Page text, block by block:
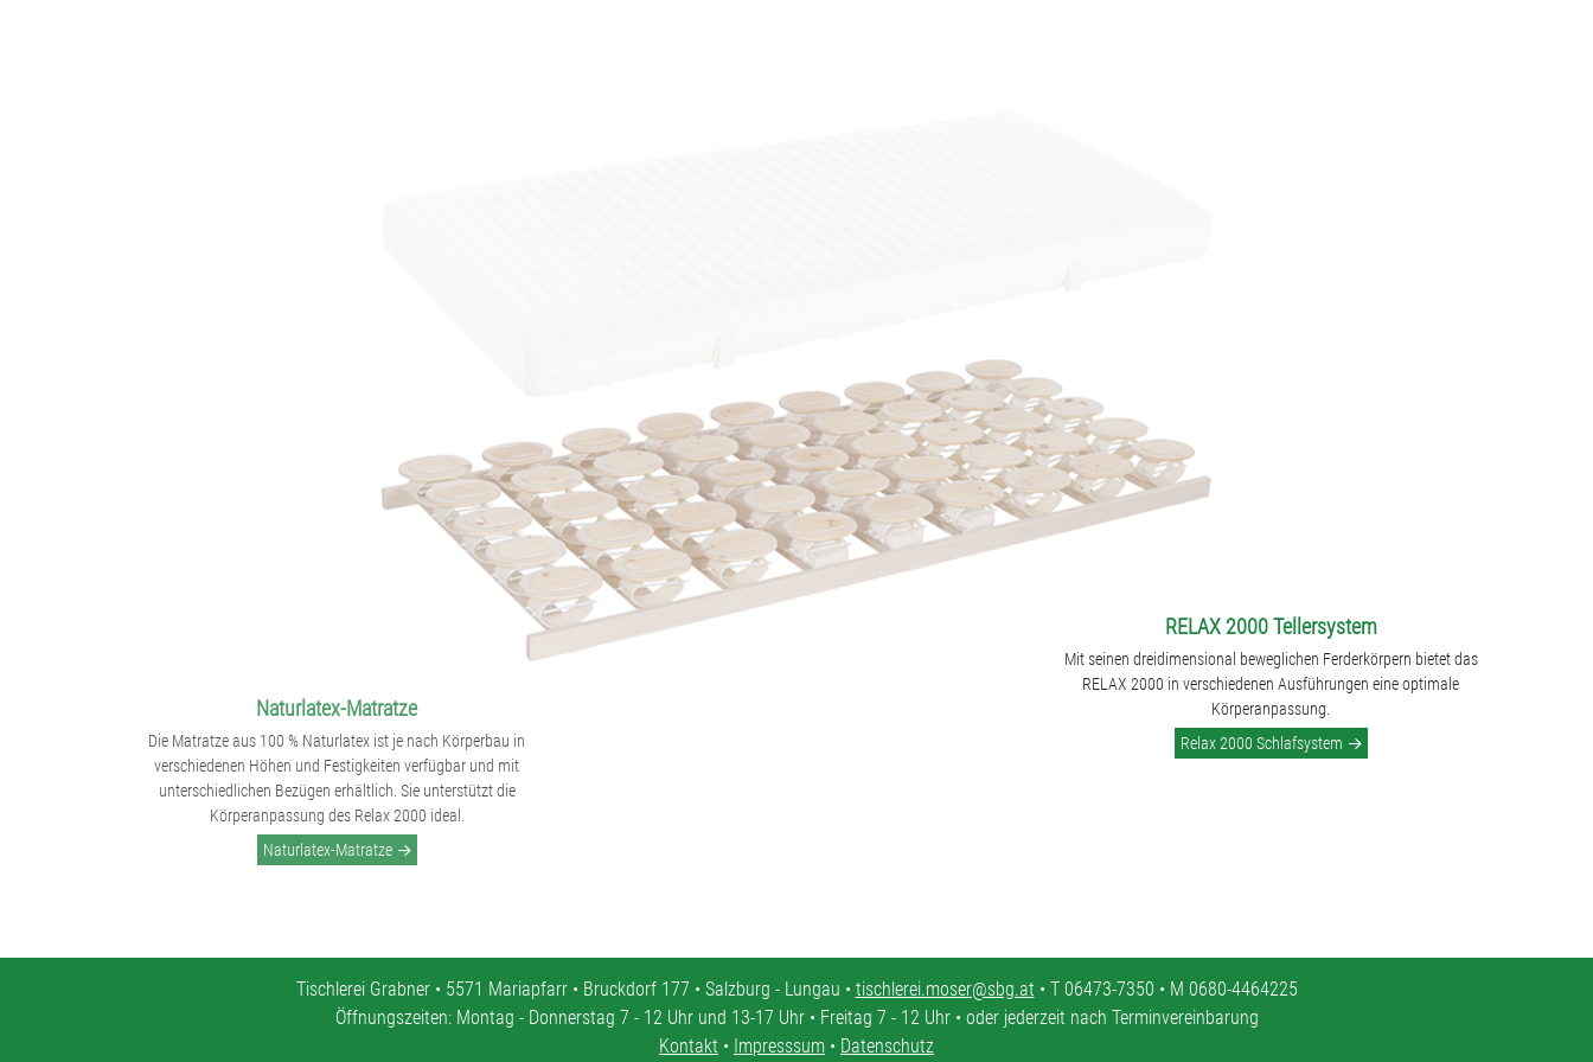
RELAX 2000 Tellersystem
Mit seinen dreidimensional beweglichen Ferderkörpern bietet das
RELAX 2000 in verschiedenen Ausführungen eine optimale
Körperanpassung.
Relax 2000 Schlafsystem
Naturlatex-Matratze
Die Matratze aus 100 % Naturlatex ist je nach Körperbau in
verschiedenen Höhen und Festigkeiten verfügbar und mit
unterschiedlichen Bezügen erhältlich. Sie unterstützt die
Körperanpassung des Relax 2000 ideal.
Naturlatex-Matratze
Tischlerei Grabner • 5571 Mariapfarr • Bruckdorf 177 • Salzburg - Lungau • tischlerei.moser@sbg.at • T 06473-7350 • M 0680-4464225
Öffnungszeiten: Montag - Donnerstag 7 - 12 Uhr und 13-17 Uhr • Freitag 7 - 12 Uhr • oder jederzeit nach Terminvereinbarung
Kontakt • Impresssum • Datenschutz